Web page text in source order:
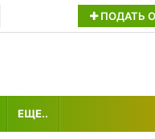
ПОДАТЬ
ЕЩЕ..